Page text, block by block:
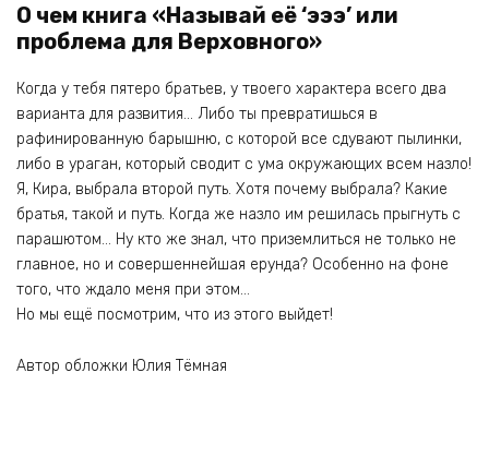
О чем книга «Называй её ‘эээ’ или
проблема для Верховного»
Когда у тебя пятеро братьев, у твоего характера всего два
варианта для развития… Либо ты превратишься в
рафинированную барышню, с которой все сдувают пылинки,
либо в ураган, который сводит с ума окружающих всем назло!
Я, Кира, выбрала второй путь. Хотя почему выбрала? Какие
братья, такой и путь. Когда же назло им решилась прыгнуть с
парашютом… Ну кто же знал, что приземлиться не только не
главное, но и совершеннейшая ерунда? Особенно на фоне
того, что ждало меня при этом…
Но мы ещё посмотрим, что из этого выйдет!
Автор обложки Юлия Тёмная